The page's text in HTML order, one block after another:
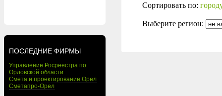
ПОСЛЕДНИЕ ФИРМЫ
Управление Росреестра по
Орловской области
Смета и проектирование Орел
Сметапро-Орел
Сортировать по:
Выберите регион: